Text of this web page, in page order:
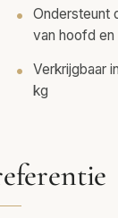
Ondersteunt
van hoofd en
Verkrijgbaar
kg